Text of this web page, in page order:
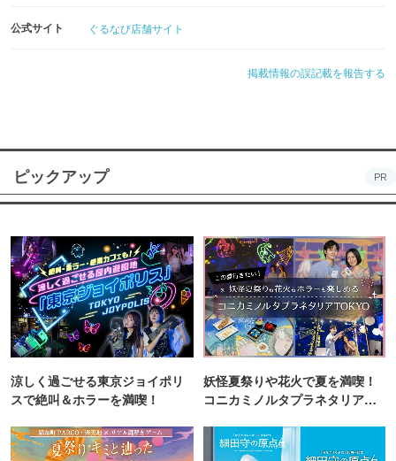
公式サイト ぐるなび店舗サイト
掲載情報の誤記載を報告する
ピックアップ PR
涼しく過ごせる東京ジョイポリ
スで絶叫＆ホラーを満喫！
妖怪夏祭りや花火で夏を満喫！
コニカミノルタプラネタリア